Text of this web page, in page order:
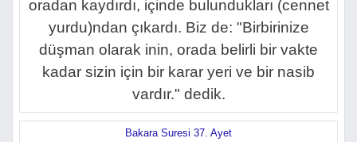
oradan kaydırdı, içinde bulundukları (cennet
yurdu)ndan çıkardı. Biz de: "Birbirinize
düşman olarak inin, orada belirli bir vakte
kadar sizin için bir karar yeri ve bir nasib
vardır." dedik.
Bakara Suresi 37. Ayet